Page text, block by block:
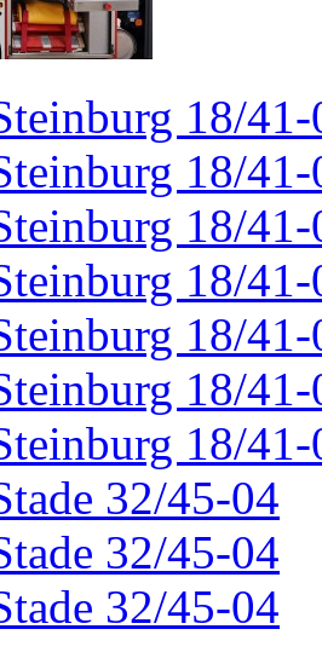
18/41-
18/41-
18/41-
18/41-
18/41-
18/41-
18/41-
32/45-04
32/45-04
32/45-04